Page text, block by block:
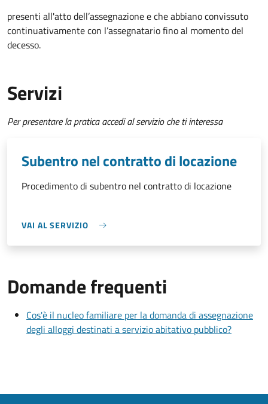
presenti all'atto dell’assegnazione e che abbiano convissuto
continuativamente con l’assegnatario fino al momento del
decesso.
Servizi
Per presentare la pratica accedi al servizio che ti interessa
Subentro nel contratto di locazione
Procedimento di subentro nel contratto di locazione
VAI AL SERVIZIO
Domande frequenti
Cos'è il nucleo familiare per la domanda di assegnazione
degli alloggi destinati a servizio abitativo pubblico?